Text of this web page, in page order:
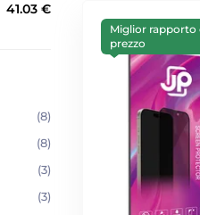
41.03 €
(8)
(8)
(3)
(3)
Miglior rapporto
prezzo